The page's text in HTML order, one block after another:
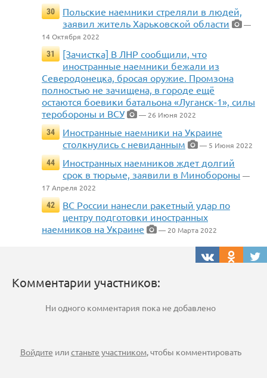
30
Польские наемники стреляли в людей,
заявил житель Харьковской области
—
14 Октября 2022
31
[Зачистка] В ЛНР сообщили, что
иностранные наемники бежали из
Северодонецка, бросая оружие. Промзона
полностью не зачищена, в городе ещё
остаются боевики батальона «Луганск-1», силы
теробороны и ВСУ
— 26 Июня 2022
34
Иностранные наемники на Украине
столкнулись с невиданным
— 5 Июня 2022
44
Иностранных наемников ждет долгий
срок в тюрьме, заявили в Минобороны —
17 Апреля 2022
42
ВС России нанесли ракетный удар по
центру подготовки иностранных
наемников на Украине
— 20 Марта 2022
Комментарии участников:
Ни одного комментария пока не добавлено
Войдите илистаньте участником, чтобы комментировать